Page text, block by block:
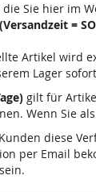
die Sie hier im
(Versandzeit =
Artikel wird
Lager
gilt für
Wenn Sie
diese
per Email